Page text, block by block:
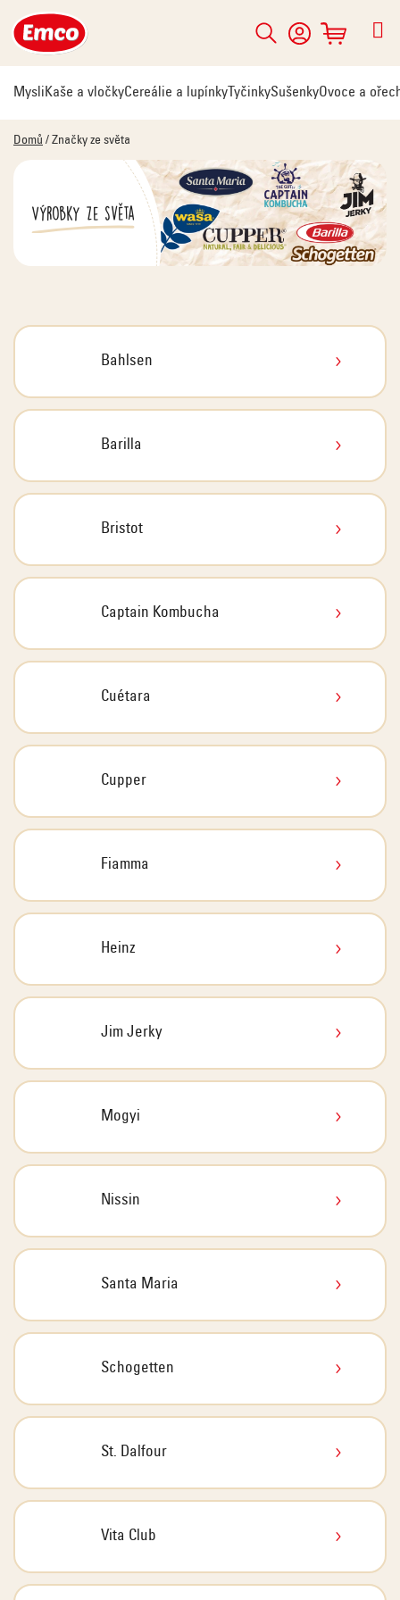
na
obsah
Hledat
NÁKUPNÍ
KOŠÍK
MysliKaše a vločkyCereálie a lupínky TyčinkySušenkyOvoce a
Domů / Značky ze světa
Výrobky ze světa
Bahlsen
Barilla
Bristot
Captain Kombucha
Cuétara
Cupper
Fiamma
Heinz
Jim Jerky
Mogyi
Nissin
Santa Maria
Schogetten
St. Dalfour
Vita Club